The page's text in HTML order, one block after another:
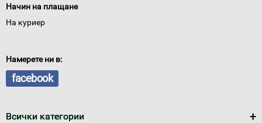
Начин на плащане
На куриер
Намерете ни в:
facebook
Всички категории